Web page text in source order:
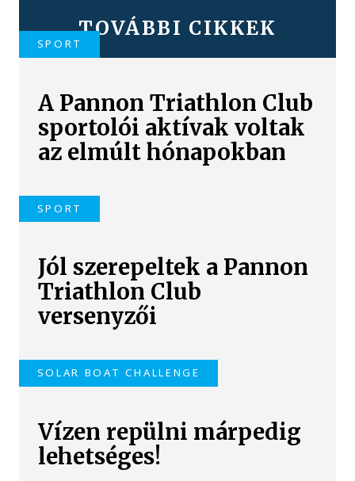
TOVÁBBI CIKKEK
SPORT
A Pannon Triathlon Club
sportolói aktívak voltak
az elmúlt hónapokban
SPORT
Jól szerepeltek a Pannon
Triathlon Club
versenyzői
SOLAR BOAT CHALLENGE
Vízen repülni márpedig
lehetséges!